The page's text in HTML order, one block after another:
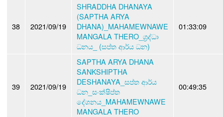
38 2021/09/19
SHRADDHA DHANAYA
(SAPTHA ARYA
DHANA)_MAHAMEWNAWE
MANGALA THERO_ශ්‍රද්ධා
ධනය_ (සප්ත ආර්ය ධන)
01:33:09
39 2021/09/19
SAPTHA ARYA DHANA
SANKSHIPTHA
DESHANAYA_සප්ත ආර්ය
ධන_සංක්ෂිප්ත
දේශනය_MAHAMEWNAWE
MANGALA THERO
00:49:35